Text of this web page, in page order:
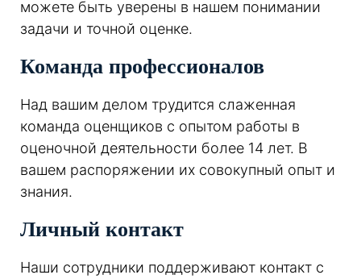
можете быть уверены в нашем понимании
задачи и точной оценке.
Команда профессионалов
Над вашим делом трудится слаженная
команда оценщиков с опытом работы в
оценочной деятельности более 14 лет. В
вашем распоряжении их совокупный опыт и
знания.
Личный контакт
Наши сотрудники поддерживают контакт с